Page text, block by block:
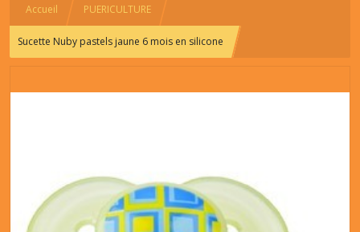
Accueil PUERICULTURE
Sucette Nuby pastels jaune 6 mois en silicone